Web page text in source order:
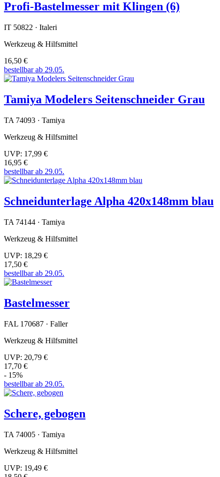
Profi-Bastelmesser mit Klingen (6)
IT 50822 · Italeri
Werkzeug & Hilfsmittel
16,50 €
bestellbar ab 29.05.
Tamiya Modelers Seitenschneider Grau
TA 74093 · Tamiya
Werkzeug & Hilfsmittel
UVP: 17,99 €
16,95 €
bestellbar ab 29.05.
Schneidunterlage Alpha 420x148mm blau
TA 74144 · Tamiya
Werkzeug & Hilfsmittel
UVP: 18,29 €
17,50 €
bestellbar ab 29.05.
Bastelmesser
FAL 170687 · Faller
Werkzeug & Hilfsmittel
UVP: 20,79 €
17,70 €
- 15%
bestellbar ab 29.05.
Schere, gebogen
TA 74005 · Tamiya
Werkzeug & Hilfsmittel
UVP: 19,49 €